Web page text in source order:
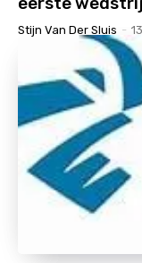
Stijn Van Der Sluis -